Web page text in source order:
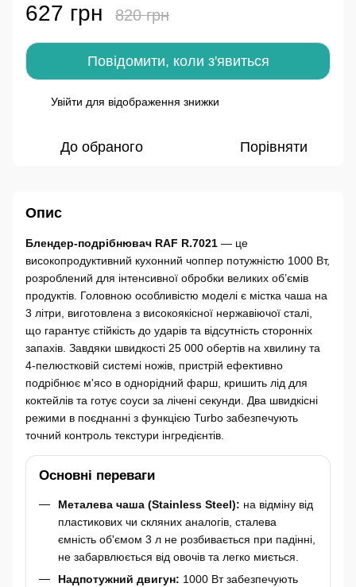
627 грн 820 грн
Повідомити, коли з'явиться
Увійти для відображення знижки
До обраного Порівняти
Опис
Блендер-подрібнювач RAF R.7021 — це
високопродуктивний кухонний чоппер потужністю 1000 Вт,
розроблений для інтенсивної обробки великих об’ємів
продуктів. Головною особливістю моделі є містка чаша на
3 літри, виготовлена з високоякісної нержавіючої сталі,
що гарантує стійкість до ударів та відсутність сторонніх
запахів. Завдяки швидкості 25 000 обертів на хвилину та
4-пелюстковій системі ножів, пристрій ефективно
подрібнює м'ясо в однорідний фарш, кришить лід для
коктейлів та готує соуси за лічені секунди. Два швидкісні
режими в поєднанні з функцією Turbo забезпечують
точний контроль текстури інгредієнтів.
Основні переваги
Металева чаша (Stainless Steel): на відміну від
пластикових чи скляних аналогів, сталева
ємність об'ємом 3 л не розбивається при падінні,
не забарвлюється від овочів та легко миється.
Надпотужний двигун: 1000 Вт забезпечують